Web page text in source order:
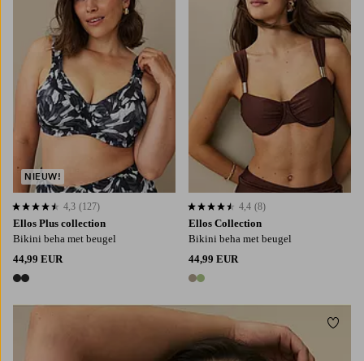
Ellos Plus collection
Bikini beha met beugel
44,99 EUR
2 kleuren
4,3 op basis van 127 beoordelingen
4,3 (127)
NIEUW!
Ellos Collection
Bikini beha met beugel
44,99 EUR
2 kleuren
4,4 op basis van 8 beoordelingen
4,4 (8)